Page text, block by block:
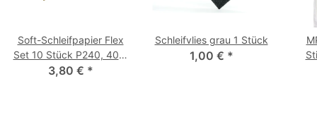
Soft-Schleifpapier Flex
Set 10 Stück P240, 400,
600, 800
3,80 € *
Schleifvlies grau 1 Stück
1,00 € *